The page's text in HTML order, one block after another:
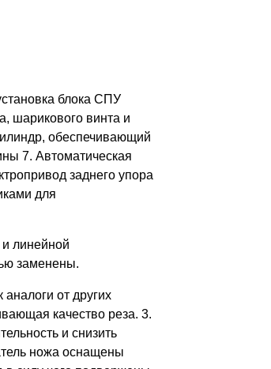
блока СПУ
шарикового винта и
обеспечивающий
7. Автоматическая
заднего упора
для
линейной
заменены.
от других
качество реза. 3.
и снизить
ножа оснащены